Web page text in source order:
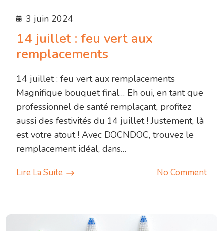
3 juin 2024
14 juillet : feu vert aux
remplacements
14 juillet : feu vert aux remplacements
Magnifique bouquet final… Eh oui, en tant que
professionnel de santé remplaçant, profitez
aussi des festivités du 14 juillet ! Justement, là
est votre atout ! Avec DOCNDOC, trouvez le
remplacement idéal, dans…
Lire La Suite No Comment